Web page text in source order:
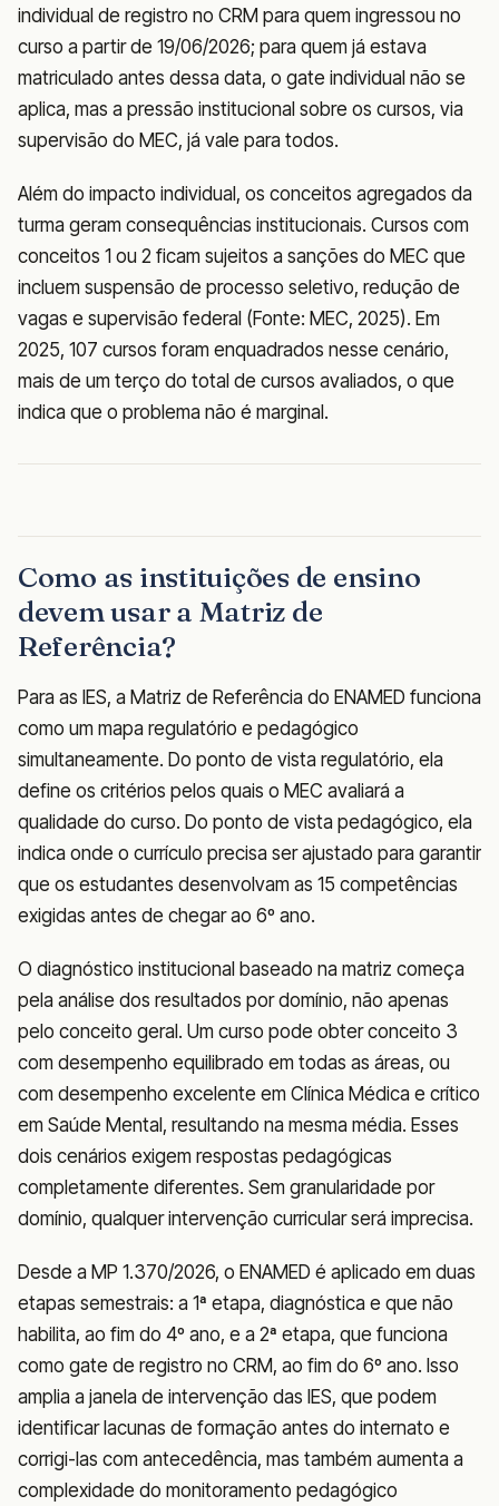
individual de registro no CRM para quem ingressou no
curso a partir de 19/06/2026; para quem já estava
matriculado antes dessa data, o gate individual não se
aplica, mas a pressão institucional sobre os cursos, via
supervisão do MEC, já vale para todos.
Além do impacto individual, os conceitos agregados da
turma geram consequências institucionais. Cursos com
conceitos 1 ou 2 ficam sujeitos a sanções do MEC que
incluem suspensão de processo seletivo, redução de
vagas e supervisão federal (Fonte: MEC, 2025). Em
2025, 107 cursos foram enquadrados nesse cenário,
mais de um terço do total de cursos avaliados, o que
indica que o problema não é marginal.
Como as instituições de ensino
devem usar a Matriz de
Referência?
Para as IES, a Matriz de Referência do ENAMED funciona
como um mapa regulatório e pedagógico
simultaneamente. Do ponto de vista regulatório, ela
define os critérios pelos quais o MEC avaliará a
qualidade do curso. Do ponto de vista pedagógico, ela
indica onde o currículo precisa ser ajustado para garantir
que os estudantes desenvolvam as 15 competências
exigidas antes de chegar ao 6º ano.
O diagnóstico institucional baseado na matriz começa
pela análise dos resultados por domínio, não apenas
pelo conceito geral. Um curso pode obter conceito 3
com desempenho equilibrado em todas as áreas, ou
com desempenho excelente em Clínica Médica e crítico
em Saúde Mental, resultando na mesma média. Esses
dois cenários exigem respostas pedagógicas
completamente diferentes. Sem granularidade por
domínio, qualquer intervenção curricular será imprecisa.
Desde a MP 1.370/2026, o ENAMED é aplicado em duas
etapas semestrais: a 1ª etapa, diagnóstica e que não
habilita, ao fim do 4º ano, e a 2ª etapa, que funciona
como gate de registro no CRM, ao fim do 6º ano. Isso
amplia a janela de intervenção das IES, que podem
identificar lacunas de formação antes do internato e
corrigi-las com antecedência, mas também aumenta a
complexidade do monitoramento pedagógico